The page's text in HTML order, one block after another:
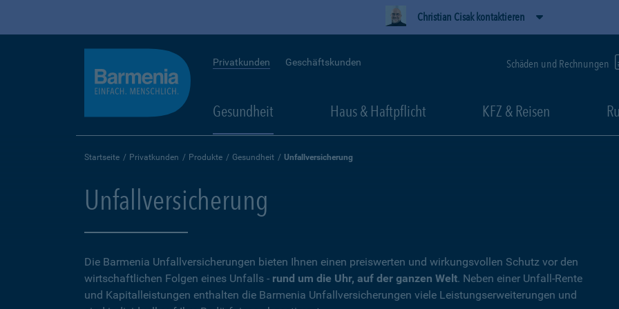
Christian Cisak kontaktieren
Privatkunden Geschäftskunden Schäden und Rechnungen
Gesundheit Haus & Haftpflicht KFZ & Reisen
Startseite Privatkunden Produkte Gesundheit Unfallversicherung
Unfallversicherung
Die Barmenia Unfallversicherungen bieten Ihnen einen preiswerten und wirkungsvollen Schutz vor den
wirtschaftlichen Folgen eines Unfalls - rund um die Uhr, auf der ganzen Welt. Neben einer Unfall-Rente
und Kapitalleistungen enthalten die Barmenia Unfallversicherungen viele Leistungserweiterungen und